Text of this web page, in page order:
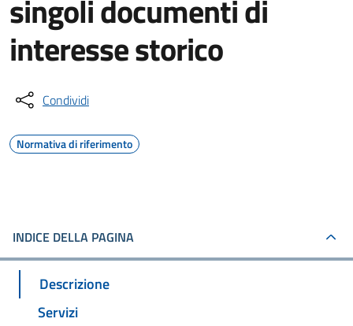
singoli documenti di
interesse storico
Condividi
Normativa di riferimento
INDICE DELLA PAGINA
Descrizione
Servizi